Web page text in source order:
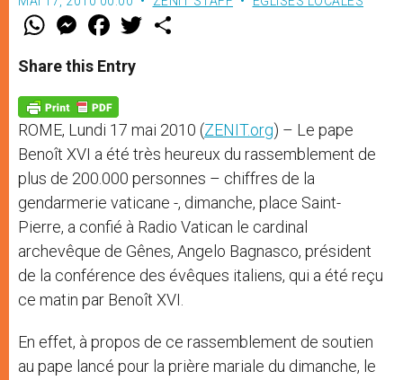
W
t
s
p
p
M
e
s
e
g
e
r
F
a
e
b
o
k
w
Share this Entry
ROME, Lundi 17 mai 2010 (ZENIT.org) – Le pape
Benoît XVI a été très heureux du rassemblement de
plus de 200.000 personnes – chiffres de la
gendarmerie vaticane -, dimanche, place Saint-
Pierre, a confié à Radio Vatican le cardinal
archevêque de Gênes, Angelo Bagnasco, président
de la conférence des évêques italiens, qui a été reçu
ce matin par Benoît XVI.
En effet, à propos de ce rassemblement de soutien
au pape lancé pour la prière mariale du dimanche, le